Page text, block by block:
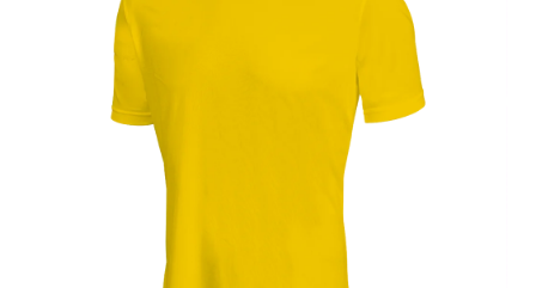
hvězdiček.